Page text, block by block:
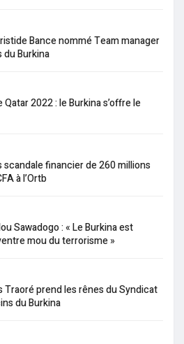
Bance nommé Team manager
du Burkina
2022 : le Burkina s’offre le
scandale financier de 260 millions
à l’Ortb
Sawadogo : « Le Burkina est
mou du terrorisme »
Traoré prend les rênes du Syndicat
du Burkina